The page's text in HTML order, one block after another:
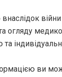
внаслідок
огляду
ви